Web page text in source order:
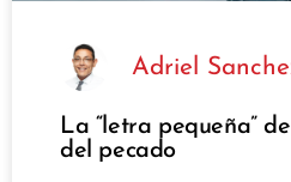
Adriel
La “letra pequeña”
del pecado